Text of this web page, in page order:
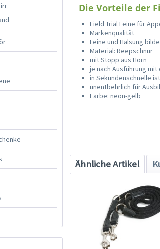
Die Vorteile der
Field Trial Leine für
Markenqualität
Leine und Halsung
Material: Reepschnur
mit Stopp aus Horn
je nach Ausführung
in Sekundenschnelle
unentbehrlich für
Farbe: neon-gelb
Ähnliche Artikel